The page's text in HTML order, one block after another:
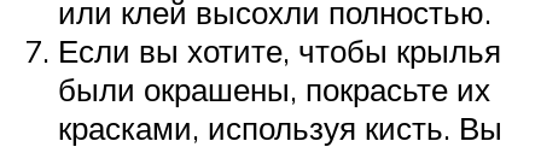
или клей высохли полностью.
Если вы хотите, чтобы крылья
были окрашены, покрасьте их
красками, используя кисть. Вы